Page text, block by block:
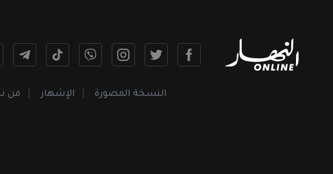
النسخة المصورة الإشهار من